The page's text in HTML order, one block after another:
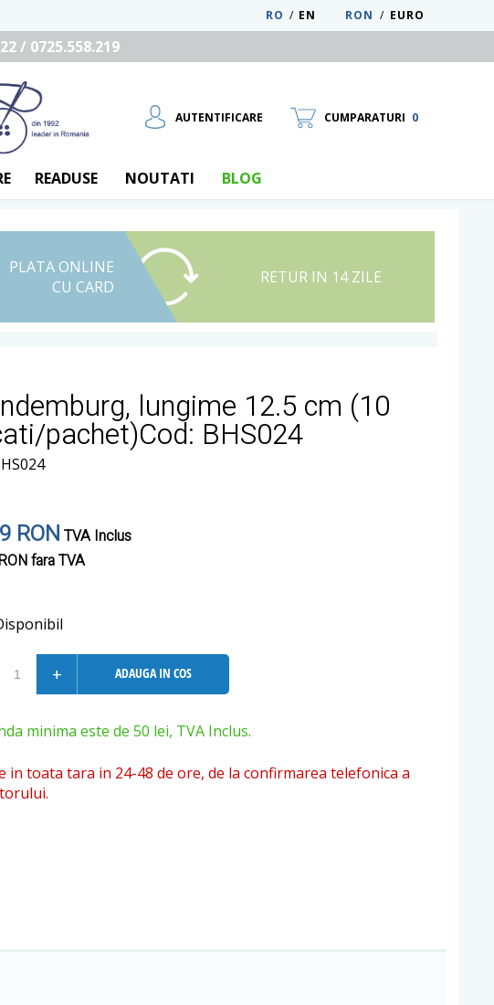
RON / EURO
EN
/
RO
/ 0725.558.219
AUTENTIFICARE
UTILIZATOR NOU
RECUPEREAZA PAROLA
CUMPARATURI 0
READUSE NOUTATI BLOG
PLATA ONLINE
CU CARD
RETUR IN 14 ZILE
lungime 12.5 cm (10
pachet)Cod: BHS024
RON TVA Inclus
fara TVA
+ ADAUGA IN COS
minima este de 50 lei, TVA Inclus.
in toata tara in 24-48 de ore, de la confirmarea telefonica a